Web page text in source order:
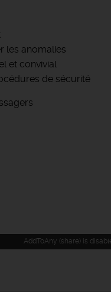
les anomalies
et convivial
de sécurité
AddToAny (share) is